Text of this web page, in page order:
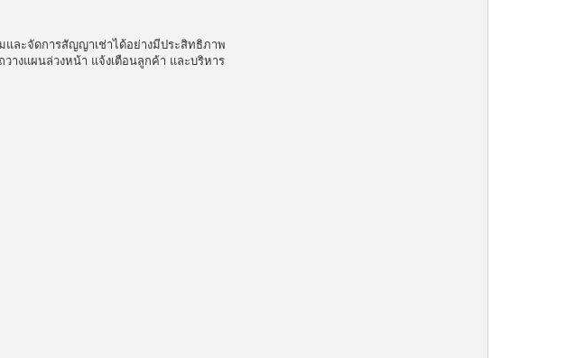
และจัดการสัญญาเช่าได้อย่างมีประสิทธิภาพ
างแผนล่วงหน้า แจ้งเตือนลูกค้า และบริหาร